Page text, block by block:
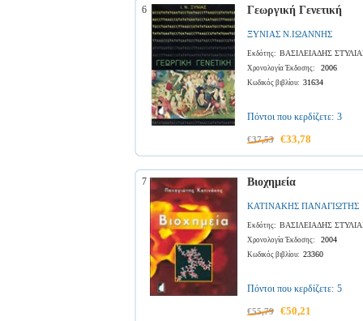
6 Γεωργική Γενετική
ΞΥΝΙΑΣ Ν.ΙΩΑΝΝΗΣ
Εκδότης: ΒΑΣΙΛΕΙΑΔΗΣ
Χρονολογία Έκδοσης: 2006
Κωδικός βιβλίου: 31634
Πόντοι που κερδίζετε: 3
€37,53 €33,78
7 Βιοχημεία
ΚΑΤΙΝΑΚΗΣ ΠΑΝΑΓΙΩΤΗΣ
Εκδότης: ΒΑΣΙΛΕΙΑΔΗΣ
Χρονολογία Έκδοσης: 2004
Κωδικός βιβλίου: 23360
Πόντοι που κερδίζετε: 5
€55,79 €50,21